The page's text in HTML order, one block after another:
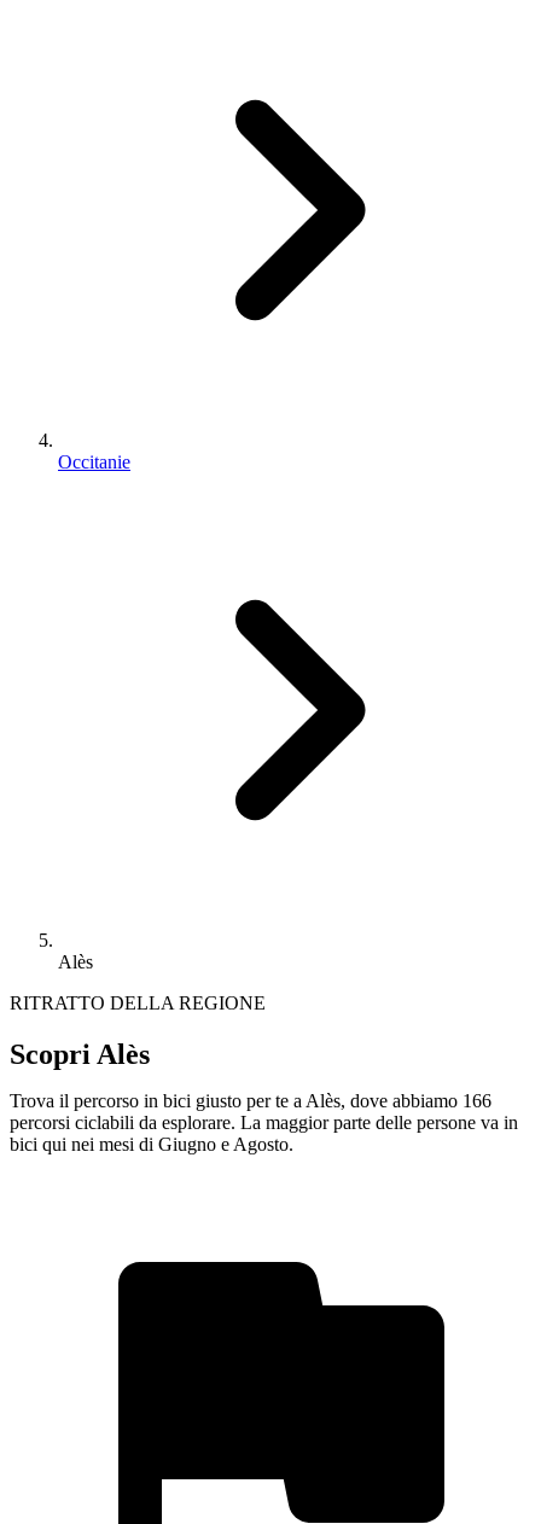
Occitanie
Alès
RITRATTO DELLA REGIONE
Scopri Alès
Trova il percorso in bici giusto per te a Alès, dove abbiamo 166
percorsi ciclabili da esplorare. La maggior parte delle persone va in
bici qui nei mesi di Giugno e Agosto.